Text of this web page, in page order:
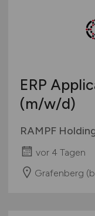
ERP
(m/w/d)
RAMPF
vor 4 Tagen
Grafenberg